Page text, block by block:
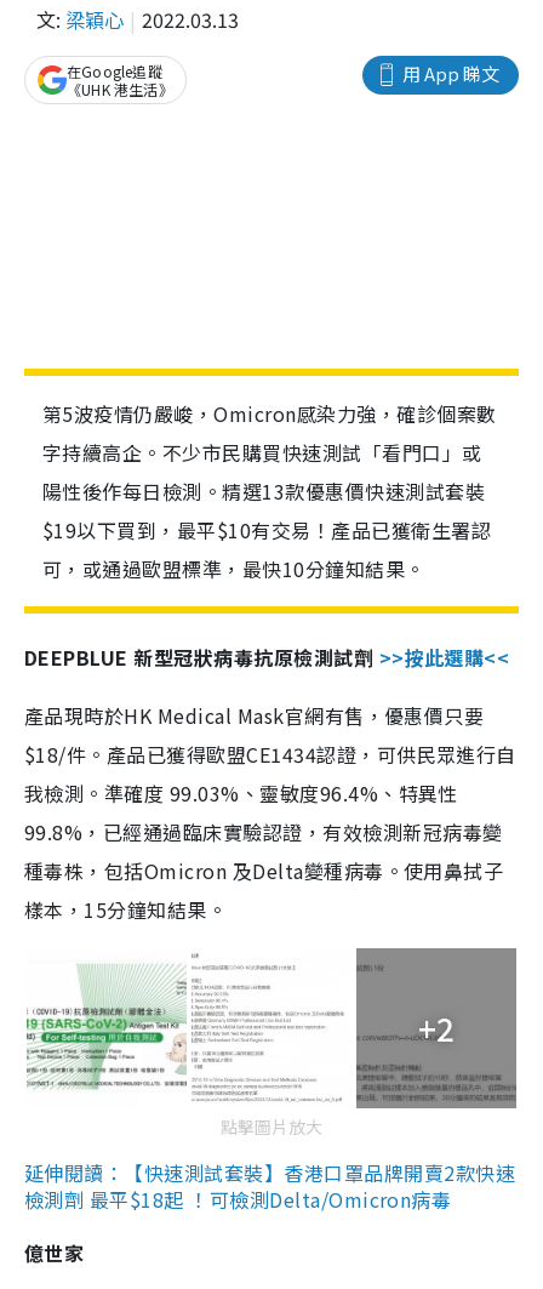
文: 梁穎心 2022.03.13
用 App 睇文
在Google追蹤
《UHK 港生活》
第5波疫情仍嚴峻，Omicron感染力強，確診個案數
字持續高企。不少市民購買快速測試「看門口」或
陽性後作每日檢測。精選13款優惠價快速測試套裝
$19以下買到，最平$10有交易！產品已獲衛生署認
可，或通過歐盟標準，最快10分鐘知結果。
DEEPBLUE 新型冠狀病毒抗原檢測試劑 >>按此選購<<
產品現時於HK Medical Mask官網有售，優惠價只要
$18/件。產品已獲得歐盟CE1434認證，可供民眾進行自
我檢測。準確度 99.03%、靈敏度96.4%、特異性
99.8%，已經通過臨床實驗認證，有效檢測新冠病毒變
種毒株，包括Omicron 及Delta變種病毒。使用鼻拭子
樣本，15分鐘知結果。
+2
點擊圖片放大
延伸閱讀：【快速測試套裝】香港口罩品牌開賣2款快速
檢測劑 最平$18起 ！可檢測Delta/Omicron病毒
億世家